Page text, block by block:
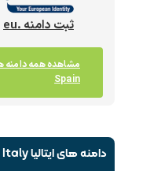
ثبت دامنه .eu
Spain
دامنه های ایتالیا Italy